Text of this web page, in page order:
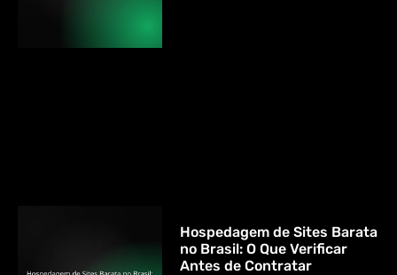
Hospedagem de Sites Barata
no Brasil: O Que Verificar
Antes de Contratar